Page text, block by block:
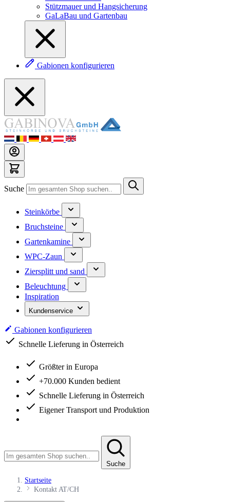
Stützmauer und Hangsicherung
GaLaBau und Gartenbau
Gabionen konfigurieren
Suche
Steinkörbe
Bruchsteine
Gartenkamine
WPC-Zaun
Ziersplitt und sand
Beleuchtung
Inspiration
Kundenservice
Gabionen konfigurieren
Schnelle Lieferung in Österreich
Größter in Europa
+70.000 Kunden bedient
Schnelle Lieferung in Österreich
Eigener Transport und Produktion
Suche
Startseite
Kontakt AT/CH